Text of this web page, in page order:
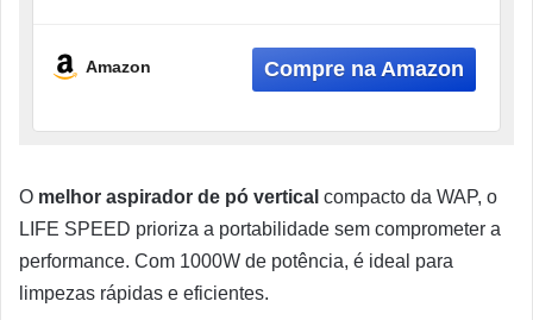
Amazon
O melhor aspirador de pó vertical compacto da WAP, o
LIFE SPEED prioriza a portabilidade sem comprometer a
performance. Com 1000W de potência, é ideal para
limpezas rápidas e eficientes.